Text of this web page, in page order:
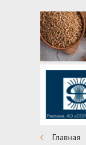
Главная